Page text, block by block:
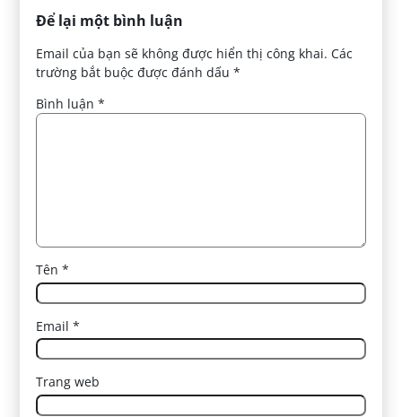
Để lại một bình luận
Email của bạn sẽ không được hiển thị công khai. Các
trường bắt buộc được đánh dấu*
Bình luận*
Tên*
Email*
Trang web